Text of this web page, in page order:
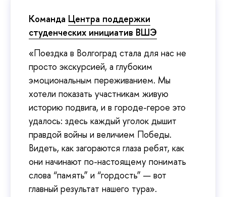
Команда Центра поддержки
студенческих инициатив ВШЭ
«Поездка в Волгоград стала для нас не
просто экскурсией, а глубоким
эмоциональным переживанием. Мы
хотели показать участникам живую
историю подвига, и в городе-герое это
удалось: здесь каждый уголок дышит
правдой войны и величием Победы.
Видеть, как загораются глаза ребят, как
они начинают по-настоящему понимать
слова “память” и “гордость” — вот
главный результат нашего тура».